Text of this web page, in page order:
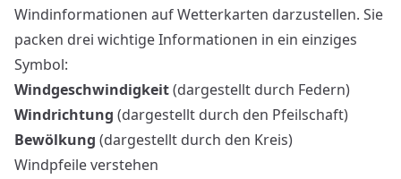
Windinformationen auf Wetterkarten darzustellen. Sie
packen drei wichtige Informationen in ein einziges
Symbol:
Windgeschwindigkeit(dargestellt durch Federn)
Windrichtung (dargestellt durch den Pfeilschaft)
Bewölkung (dargestellt durch den Kreis)
Windpfeile verstehen